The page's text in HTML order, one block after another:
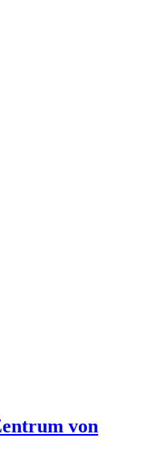
von